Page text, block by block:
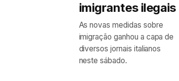
imigrantes ilegais
As novas medidas sobre
imigração ganhou a capa de
diversos jornais italianos
neste sábado.